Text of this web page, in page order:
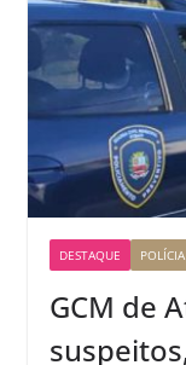
DESTAQUE POLÍCIA
GCM de